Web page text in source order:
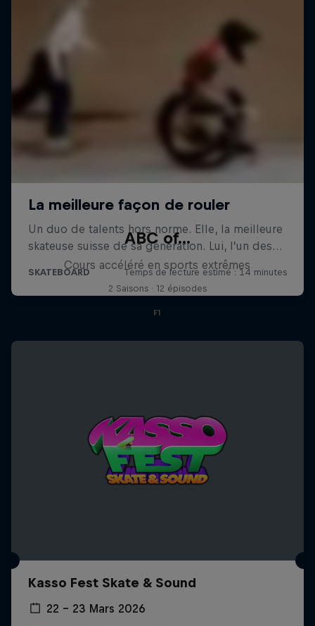
ABC of...
Cours accéléré en sports extrêmes
2 Saisons · 12 épisodes
F1
Kasso Fest Skate & Sound
22 – 23 Mars 2026